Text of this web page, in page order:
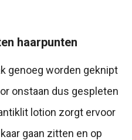
haarpunten
genoeg worden geknipt
onstaan dus gespleten
lotion zorgt ervoor
gaan zitten en op